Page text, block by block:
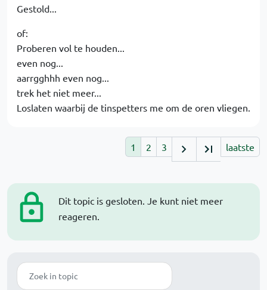
Dit topic is gesloten. Je kunt niet meer
reageren.
Zoek
Gestold...
of:
Proberen vol te houden...
even nog...
aarrgghhh even nog...
trek het niet meer...
Loslaten waarbij de tinspetters me om de oren vliegen.
1 2 3 laatste